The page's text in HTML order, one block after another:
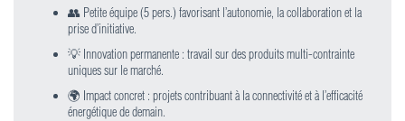
👥 Petite équipe (5 pers.) favorisant l’autonomie, la collaboration et la
prise d’initiative.
💡 Innovation permanente : travail sur des produits multi-contrainte
uniques sur le marché.
🌍 Impact concret : projets contribuant à la connectivité et à l’efficacité
énergétique de demain.